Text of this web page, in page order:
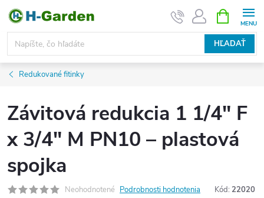
Prejsť
obsah
HĽADAŤ
KOŠÍK
Redukované fitinky
Závitová redukcia 1 1/4" F
x 3/4" M PN10 – plastová
spojka
Neohodnotené Podrobnosti hodnotenia Kód: 22020